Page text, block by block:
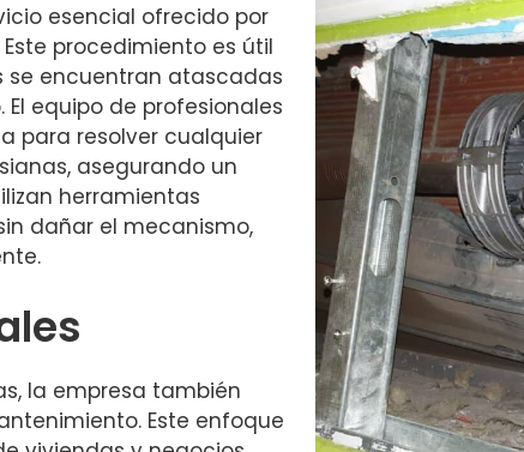
esencial ofrecido por
Este procedimiento es útil
se encuentran atascadas
equipo de profesionales
para resolver cualquier
asegurando un
herramientas
dañar el mecanismo,
la empresa también
Este enfoque